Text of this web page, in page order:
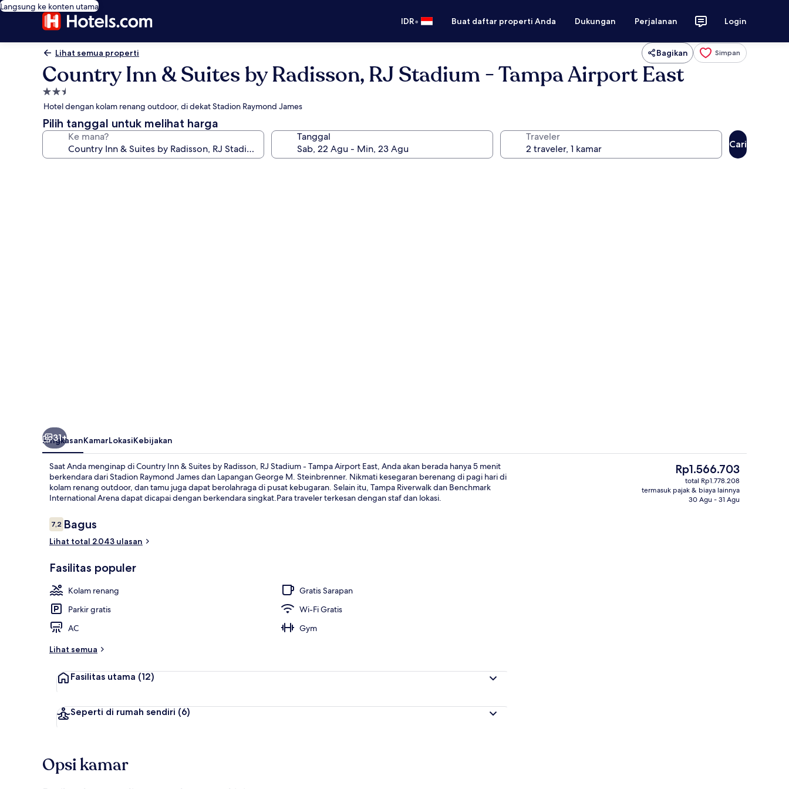
Langsung ke konten utama
IDR• Buat daftar properti Anda Dukungan Perjalanan Login
Lihat semua properti Bagikan Simpan
Country Inn & Suites by Radisson, RJ Stadium - Tampa Airport East
Properti
bintang
2.5
Hotel dengan kolam renang outdoor, di dekat Stadion Raymond James
Pilih tanggal untuk melihat harga
Ke mana? Tanggal Traveler
Cari
Eksterior
31+
RingkasanKamarLokasiKebijakan
Saat Anda menginap di Country Inn & Suites by Radisson, RJ Stadium - Tampa Airport East, Anda akan berada hanya 5 menit
berkendara dari Stadion Raymond James dan Lapangan George M. Steinbrenner. Nikmati kesegaran berenang di pagi hari di
kolam renang outdoor, dan tamu juga dapat berolahraga di pusat kebugaran. Selain itu, Tampa Riverwalk dan Benchmark
International Arena dapat dicapai dengan berkendara singkat.Para traveler terkesan dengan staf dan lokasi.
Ulasan
7,27,2 dari 10
Bagus
Lihat total 2.043 ulasan
Fasilitas populer
Kolam renang
Gratis Sarapan
Parkir gratis
Wi-Fi Gratis
AC
Gym
Lihat semua
Fasilitas utama (12)
Seperti di rumah sendiri (6)
Harga
saat
ini
Rp1.566.703
Rp1.566.703
total Rp1.778.208
termasuk pajak & biaya lainnya
30 Agu - 31 Agu
Opsi kamar